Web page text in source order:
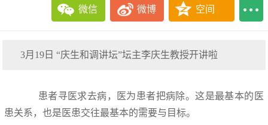
微信 微博 空间
3月19日 “庆生和调讲坛”坛主李庆生教授开讲啦
患者寻医求去病，医为患者把病除。这是最基本的医
患关系，也是医患交往最基本的需要与目标。